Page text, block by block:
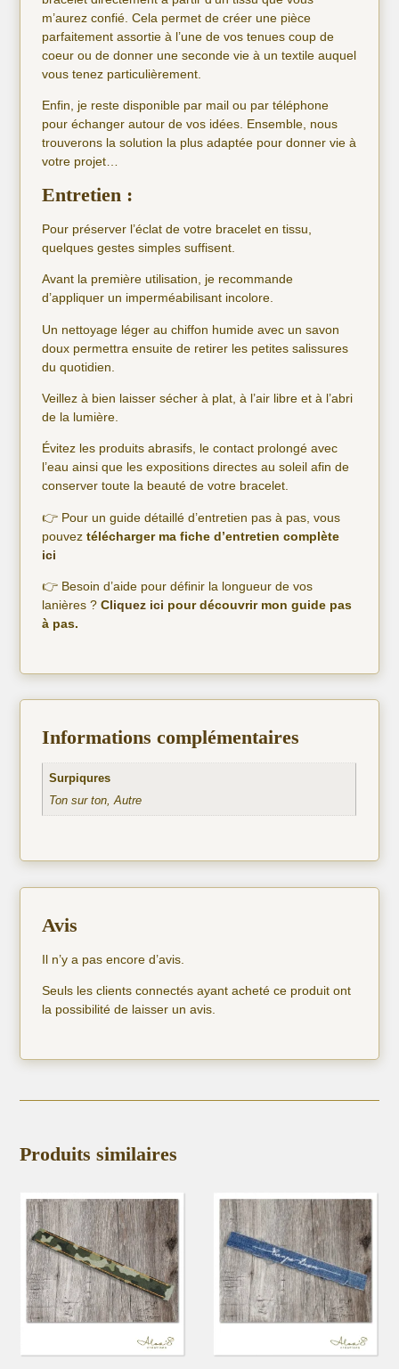
m’aurez confié. Cela permet de créer une pièce
parfaitement assortie à l’une de vos tenues coup de
coeur ou de donner une seconde vie à un textile auquel
vous tenez particulièrement.
Enfin, je reste disponible par mail ou par téléphone
pour échanger autour de vos idées. Ensemble, nous
trouverons la solution la plus adaptée pour donner vie à
votre projet…
Entretien :
Pour préserver l’éclat de votre bracelet en tissu,
quelques gestes simples suffisent.
Avant la première utilisation, je recommande
d’appliquer un imperméabilisant incolore.
Un nettoyage léger au chiffon humide avec un savon
doux permettra ensuite de retirer les petites salissures
du quotidien.
Veillez à bien laisser sécher à plat, à l’air libre et à l’abri
de la lumière.
Évitez les produits abrasifs, le contact prolongé avec
l’eau ainsi que les expositions directes au soleil afin de
conserver toute la beauté de votre bracelet.
👉 Pour un guide détaillé d’entretien pas à pas, vous
pouveztélécharger ma fiche d’entretien complète
ici
👉 Besoin d’aide pour définir la longueur de vos
lanières ?Cliquez ici pour découvrir mon guide pas
à pas.
Informations complémentaires
Surpiqures
Ton sur ton, Autre
Avis
Il n’y a pas encore d’avis.
Seuls les clients connectés ayant acheté ce produit ont
la possibilité de laisser un avis.
Produits similaires